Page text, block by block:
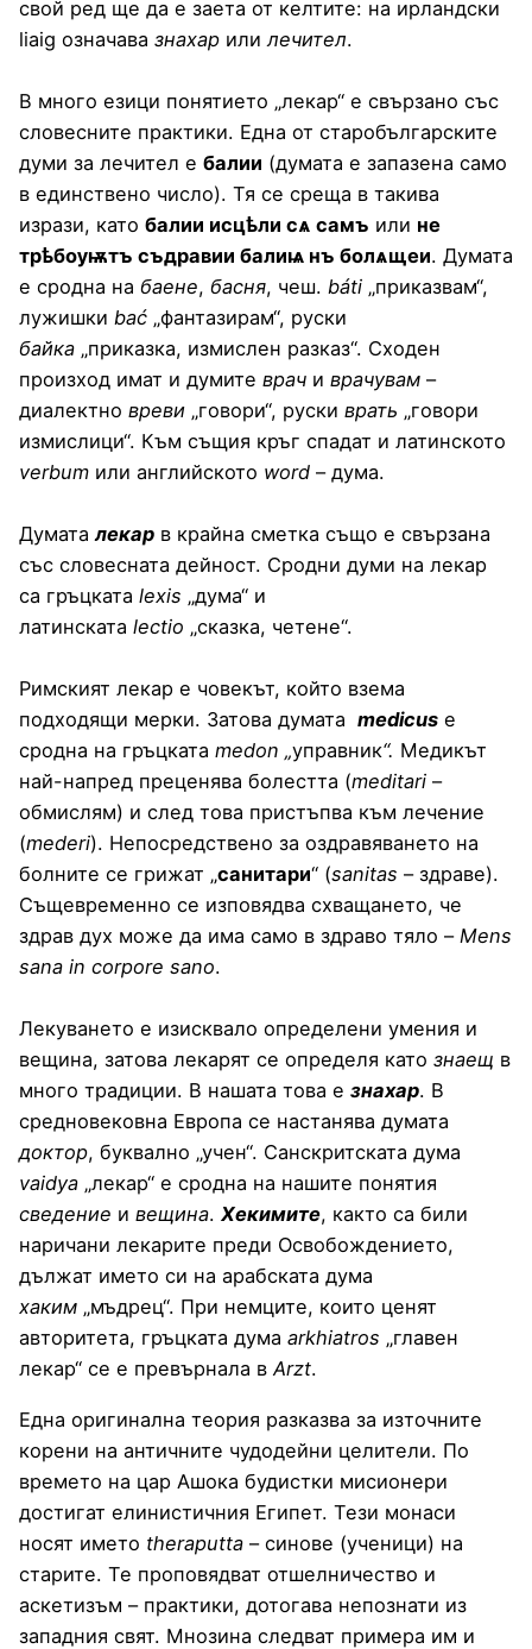
свой ред ще да е заета от келтите: на ирландски
liaig означава знахар илилечител.
В много езици понятието „лекар“ е свързано със
словесните практики. Една от старобългарските
думи за лечител е балии (думата е запазена само
в единствено число). Тя се среща в такива
изрази, като балии исцѣли сѧ самъ или не
трѣбѹѭтъ съдравии балиѩ нъ болѧщеи. Думата
е сродна на баене, басня, чеш. báti „приказвам“,
лужишки bać „фантазирам“, руски
байка „приказка, измислен разказ“. Сходен
произход имат и думите врач и врачувам –
диалектно вреви „говори“, руски врать „говори
измислици“. Към същия кръг спадат и латинското
verbum или английското word – дума.
Думаталекар в крайна сметка също е свързана
със словесната дейност. Сродни думи на лекар
са гръцката lexis „дума“ и
латинската lectio „сказка, четене“.
Римският лекар е човекът, който взема
подходящи мерки. Затова думата medicus е
сродна на гръцката medon „управник“. Медикът
най-напред преценява болестта (meditari –
обмислям) и след това пристъпва към лечение
(mederi). Непосредствено за оздравяването на
болните се грижат „санитари“ (sanitas – здраве).
Същевременно се изповядва схващането, че
здрав дух може да има само в здраво тяло – Mens
sana in corpore sano.
Лекуването е изисквало определени умения и
вещина, затова лекарят се определя като знаещ в
много традиции. В нашата това е знахар. В
средновековна Европа се настанява думата
доктор, буквално „учен“. Санскритската дума
vaidya „лекар“ е сродна на нашите понятия
сведение и вещина. Хекимите, както са били
наричани лекарите преди Освобождението,
дължат името си на арабската дума
хаким „мъдрец“. При немците, които ценят
авторитета, гръцката дума arkhiatros „главен
лекар“ се е превърнала вArzt.
Една оригинална теория разказва за източните
корени на античните чудодейни целители. По
времето на цар Ашока будистки мисионери
достигат елинистичния Египет. Тези монаси
носят името theraputta – синове (ученици) на
старите. Те проповядват отшелничество и
аскетизъм – практики, дотогава непознати из
западния свят. Мнозина следват примера им и